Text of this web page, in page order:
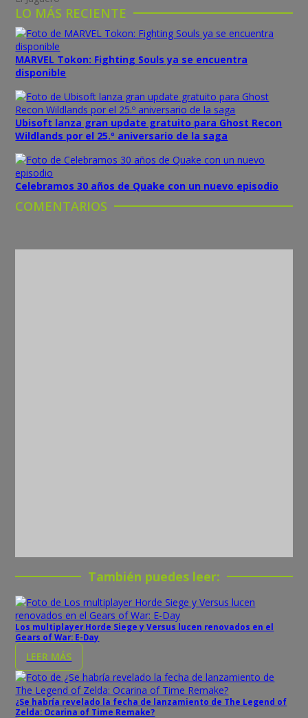
LO MÁS RECIENTE
MARVEL Tokon: Fighting Souls ya se encuentra
disponible
Ubisoft lanza gran update gratuito para Ghost Recon
Wildlands por el 25.º aniversario de la saga
Celebramos 30 años de Quake con un nuevo episodio
COMENTARIOS
También puedes leer:
Los multiplayer Horde Siege y Versus lucen renovados en el
Gears of War: E-Day
LEER MÁS
¿Se habría revelado la fecha de lanzamiento de The Legend of
Zelda: Ocarina of Time Remake?